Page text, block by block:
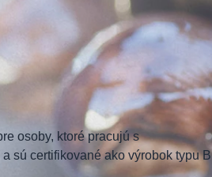
osoby, ktoré pracujú s
sú certifikované ako výrobok typu B